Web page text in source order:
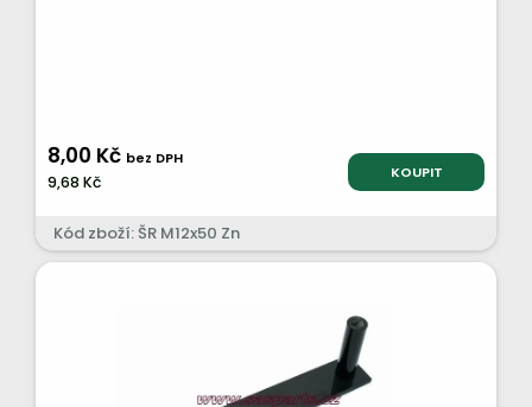
8,00 Kč bez DPH
9,68 Kč KOUPIT
Kód zboží: ŠR M12x50 Zn